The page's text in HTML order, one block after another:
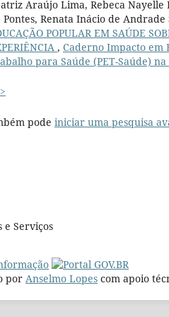
Araújo Lima, Rebeca
Pontes, Renata Inácio de
POPULAR EM SAÚDE
, Caderno Impacto em
para Saúde (PET-Saúde)
pode iniciar uma pesquisa
e Serviços
por Anselmo Lopes com apoio